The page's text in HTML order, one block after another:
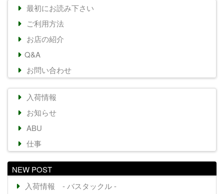
最初にお読み下さい
ご利用方法
お店の紹介
Q&A
お問い合わせ
入荷情報
お知らせ
ABU
仕事
NEW POST
入荷情報 - バスタックル -